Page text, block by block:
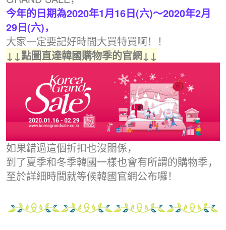
今年的日期為2020年1月16日(六)～2020年2月
29日(六)，
大家一定要記好時間大買特買啊！！
↓↓點圖直達韓國購物季的官網↓↓
如果錯過這個折扣也沒關係，
到了夏季和冬季韓國一樣也會有所謂的購物季，
至於詳細時間就等候韓國官網公布囉！